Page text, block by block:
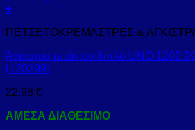
+
ΠΕΤΣΕΤΟΚΡΕΜΑΣΤΡΕΣ &
Άγκιστρο μπάνιου διπλό UNO 1202
(120299)
22,98 €
ΑΜΕΣΑ ΔΙΑΘΕΣΙΜΟ